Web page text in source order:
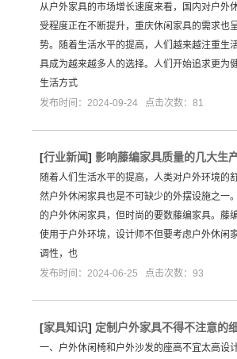
从户外家具的市场增长速度来看，国内对户外
受程度正在不断提升，重庆休闲家具的需求也
势。随着生活水平的提高，人们越来越注重生
具成为越来越多人的选择。人们开始追求更为
生活方式
发布时间：2024-09-24 点击次数：81
[行业新闻] 影响藤编家具质量的几大生
随着人们生活水平的提高，人类对户外环境的
然户外休闲家具也是不可缺少的外摆设施之一
的户外休闲家具，但时尚的要数藤编家具。藤
使用于户外环境，设计师不但要考虑户外休闲
调性，也
发布时间：2024-06-25 点击次数：93
[家具知识] 定制户外家具不得不注意的
一、户外休闲椅和户外沙发的座高不宜太高设